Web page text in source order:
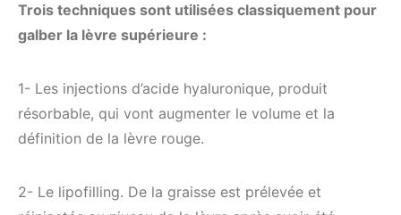
Trois techniques sont utilisées classiquement pour
galber la lèvre supérieure :
1- Les injections d’acide hyaluronique, produit
résorbable, qui vont augmenter le volume et la
définition de la lèvre rouge.
2- Le lipofilling. De la graisse est prélevée et